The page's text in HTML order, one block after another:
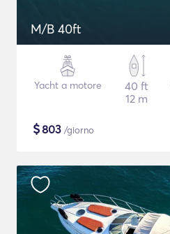
M/B 40ft
Yacht a motore
40 ft
12 m
$803 /giorno